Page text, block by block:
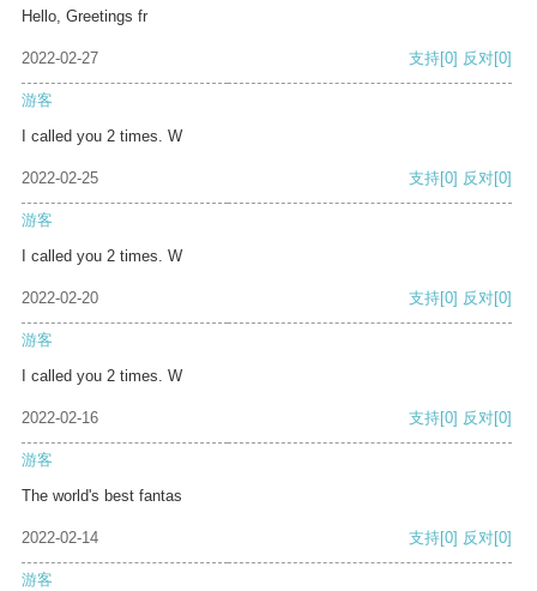
Hello, Greetings fr
2022-02-27 支持[0] 反对[0]
游客
I called you 2 times. W
2022-02-25 支持[0] 反对[0]
游客
I called you 2 times. W
2022-02-20 支持[0] 反对[0]
游客
I called you 2 times. W
2022-02-16 支持[0] 反对[0]
游客
The world's best fantas
2022-02-14 支持[0] 反对[0]
游客